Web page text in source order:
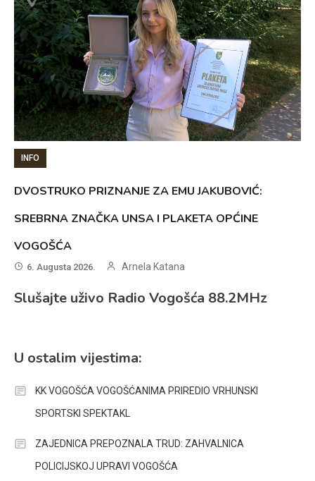
INFO
DVOSTRUKO PRIZNANJE ZA EMU JAKUBOVIĆ:
SREBRNA ZNAČKA UNSA I PLAKETA OPĆINE
VOGOŠĆA
6. Augusta 2026. Arnela Katana
Slušajte uživo Radio Vogošća 88.2MHz
U ostalim vijestima:
KK VOGOŠĆA VOGOŠĆANIMA PRIREDIO VRHUNSKI
SPORTSKI SPEKTAKL
ZAJEDNICA PREPOZNALA TRUD: ZAHVALNICA
POLICIJSKOJ UPRAVI VOGOŠĆA